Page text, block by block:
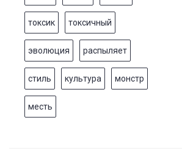
токсик токсичный
эволюция распыляет
стиль культура монстр
месть